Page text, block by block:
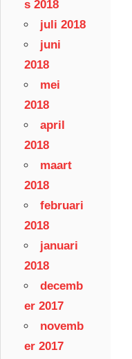
s 2018
juli 2018
juni
2018
mei
2018
april
2018
maart
2018
februari
2018
januari
2018
decemb
er 2017
novemb
er 2017